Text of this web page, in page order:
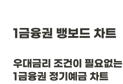
1금융권 뱅보드 차트
우대금리 조건이 필요없는
1금융권 정기예금 차트